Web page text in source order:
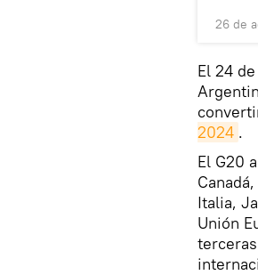
26 de
El 24
2024 .
El G20
Italia,
Unión